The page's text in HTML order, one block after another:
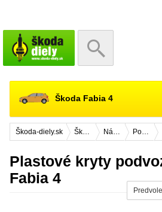
Škoda Fabia 4
Škoda-diely.sk Škoda Fabia 4 Náhradné diely Podvozok
Plastové kryty
Fabia 4